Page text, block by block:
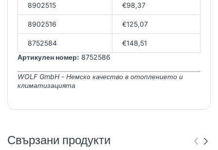
8902515 €98,37
8902516 €125,07
8752584
€148,51
Артикулен номер: 8752586
WOLF GmbH - Немско качество в отоплението и
климатизацията
Свързани продукти